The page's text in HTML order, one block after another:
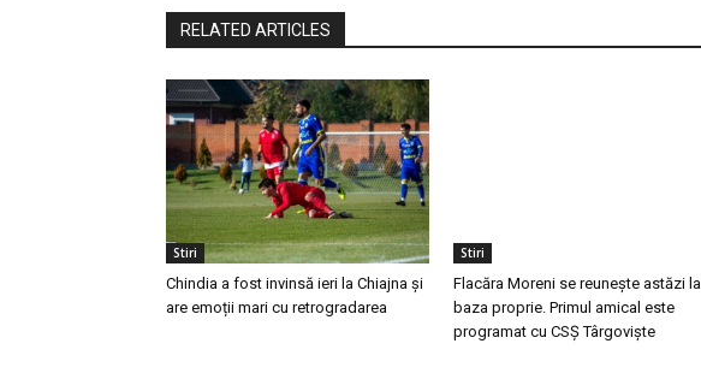
RELATED ARTICLES
Stiri
Chindia a fost invinsă ieri la Chiajna și
are emoții mari cu retrogradarea
Stiri
Flacăra Moreni se reuneşte astăzi la
baza proprie. Primul amical este
programat cu CSȘ Târgovişte